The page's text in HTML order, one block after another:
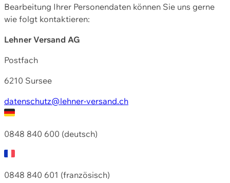
Bearbeitung Ihrer Personendaten können Sie uns gerne
wie folgt kontaktieren:
Lehner Versand AG
Postfach
6210 Sursee
datenschutz@lehner-versand.ch
0848 840 600 (deutsch)
0848 840 601 (französisch)